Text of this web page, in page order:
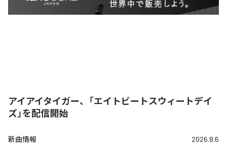
アイアイタイガー、「エイトビートスウィートデイ
ズ」を配信開始
新曲情報 2026.8.6